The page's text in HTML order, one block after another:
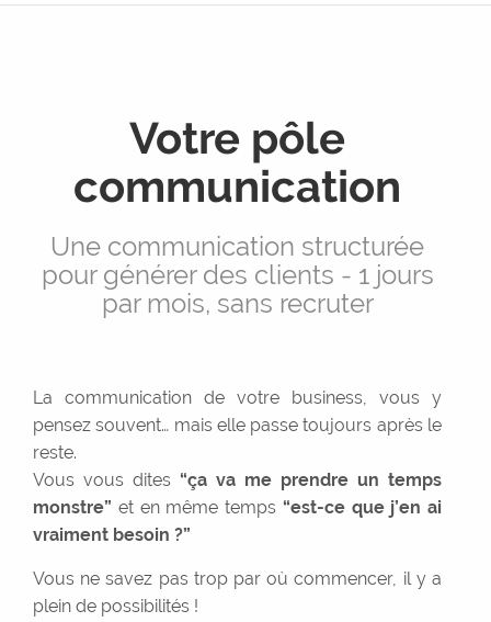
Expérience utilisateur
WordPress
Sous-traitance
Contact
Devis
Votre pôle
communication
Une communication structurée
pour générer des clients - 1 jours
par mois, sans recruter
La communication de votre business, vous y
pensez souvent… mais elle passe toujours après le
reste.
Vous vous dites “ça va me prendre un temps
monstre” et en même temps “est-ce que j’en ai
vraiment besoin ?”
Vous ne savez pas trop par où commencer, il y a
plein de possibilités !